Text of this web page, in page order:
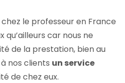
le professeur en France
qu’ailleurs car nous ne
de la prestation, bien au
nos clients un service
de chez eux.